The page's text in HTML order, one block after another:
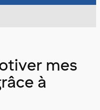
mes
à